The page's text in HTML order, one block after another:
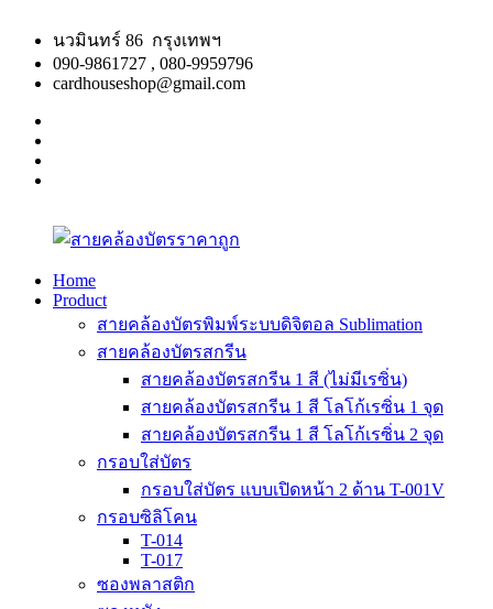
content
นวมินทร์ 86 กรุงเทพฯ
090-9861727 , 080-9959796
cardhouseshop@gmail.com
สาย
สินค้า
Home
Product
สายคล้องบัตรพิมพ์ระบบดิจิตอล Sublimation
สายคล้องบัตรสกรีน
สายคล้องบัตรสกรีน 1 สี (ไม่มีเรซิ่น)
สายคล้องบัตรสกรีน 1 สี โลโก้เรซิ่น 1 จุด
สายคล้องบัตรสกรีน 1 สี โลโก้เรซิ่น 2 จุด
กรอบใส่บัตร
กรอบใส่บัตร แบบเปิดหน้า 2 ด้าน T-001V
กรอบซิลิโคน
T-014
T-017
ซองพลาสติก